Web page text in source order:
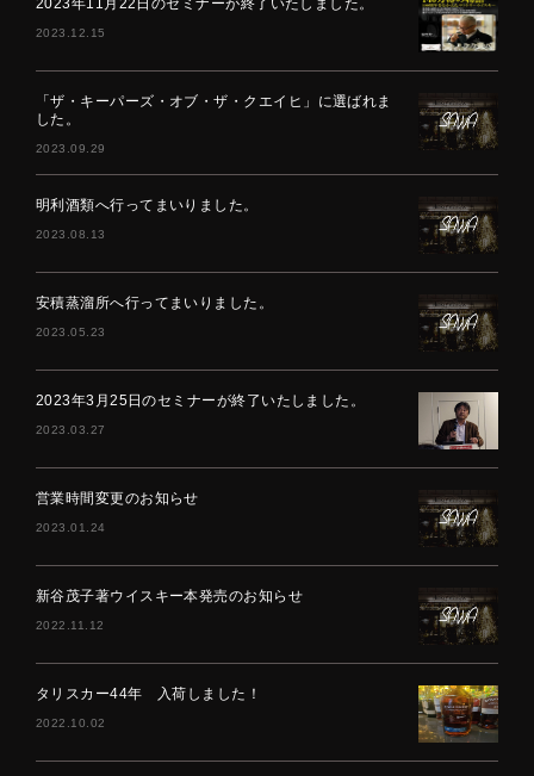
2023.12.15
「ザ・キーパーズ・オブ・ザ・クエイヒ」に選ばれま
した。
2023.09.29
明利酒類へ行ってまいりました。
2023.08.13
安積蒸溜所へ行ってまいりました。
2023.05.23
2023年3月25日のセミナーが終了いたしました。
2023.03.27
営業時間変更のお知らせ
2023.01.24
新谷茂子著ウイスキー本発売のお知らせ
2022.11.12
タリスカー44年 入荷しました！
2022.10.02